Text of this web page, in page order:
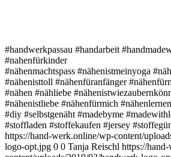
#handwerkpassau #handarbeit
#nahenfürkinder
#nähenmachtspass #nähenistmeinyoga
#nähenisttoll #nähenfüranfänger
#nähen #nähliebe
#nähenistliebe #nähenfürmich #nähenlernen
#diy #selbstgenäht #madebyme
#stoffladen #stoffekaufen #jersey
https://hand-werk.online/wp-content/
logo-opt.jpg 0 0 Tanja Reischl https://